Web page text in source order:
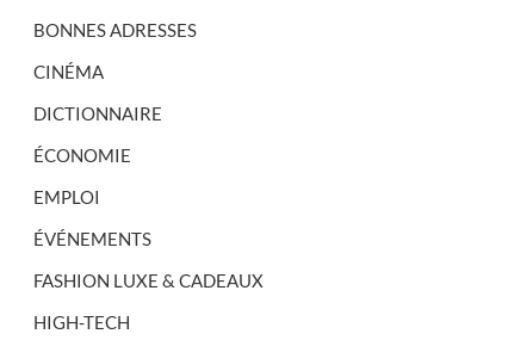
BONNES ADRESSES
CINÉMA
DICTIONNAIRE
ÉCONOMIE
EMPLOI
ÉVÉNEMENTS
FASHION LUXE & CADEAUX
HIGH-TECH